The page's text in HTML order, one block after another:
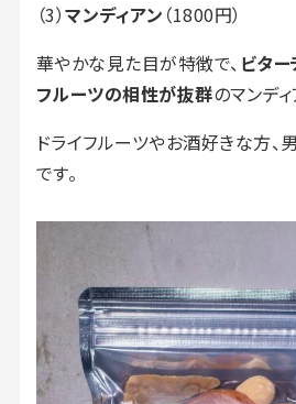
（3）マンディアン （1800円）
華やかな見た目が特徴で、 ビタ
フルーツの相性が抜群のマンディ
ドライフルーツやお酒好きな方、
です。